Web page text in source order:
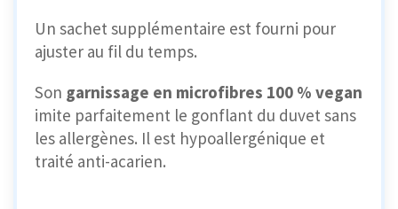
Un sachet supplémentaire est fourni pour
ajuster au fil du temps.
Son garnissage en microfibres 100 % vegan
imite parfaitement le gonflant du duvet sans
les allergènes. Il est hypoallergénique et
traité anti-acarien.